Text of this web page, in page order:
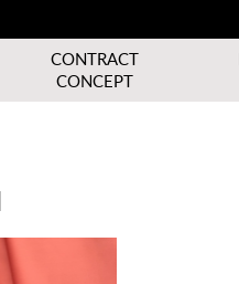
CONTRACT
CONCEPT